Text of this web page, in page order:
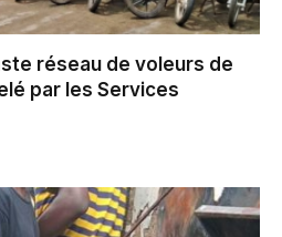
réseau de voleurs de
par les Services